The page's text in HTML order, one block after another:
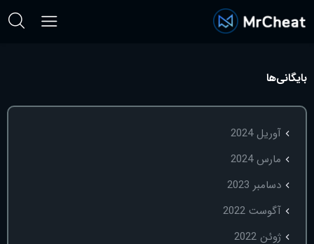
بایگانی‌ها
آوریل 2024
مارس 2024
دسامبر 2023
آگوست 2022
ژوئن 2022